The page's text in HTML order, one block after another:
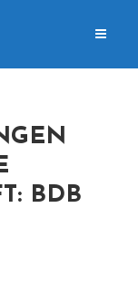
BDB